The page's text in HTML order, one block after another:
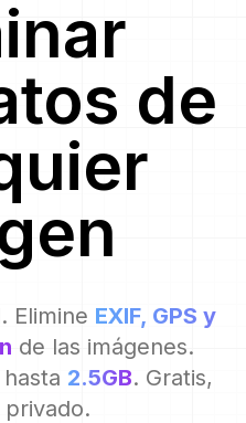
de
Elimine EXIF, GPS y
de las imágenes.
2.5GB. Gratis,